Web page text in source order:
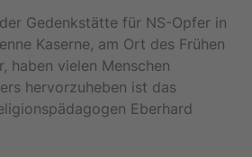
Gedenkstätte für NS-Opfer in
Kaserne, am Ort des Frühen
haben vielen Menschen
hervorzuheben ist das
Eberhard